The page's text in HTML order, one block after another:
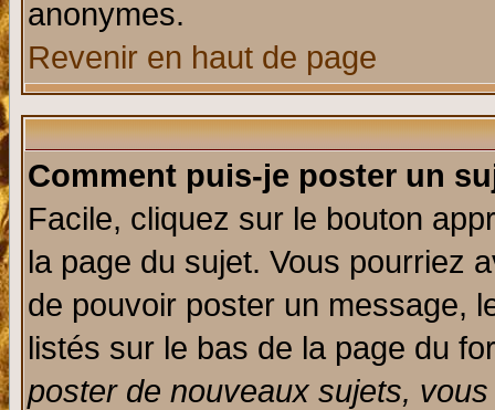
anonymes.
Revenir en haut de page
Comment puis-je poster un
Facile, cliquez sur le bouton
la page du sujet. Vous pourriez
de pouvoir poster un message,
listés sur le bas de la page du
poster de nouveaux sujets,